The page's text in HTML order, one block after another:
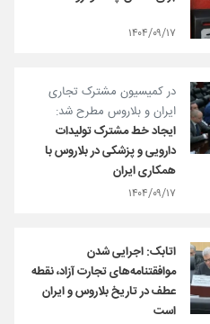
۱۴۰۴/۰۹/۱۷
در کمیسیون مشترک تجاری
ایران و بلاروس مطرح شد:
ایجاد خط مشترک تولیدات
دارویی و پزشکی در بلاروس با
همکاری ایران
۱۴۰۴/۰۹/۱۷
اتابک:‌ اجرایی شدن
موافقتنامه‌های تجارت آزاد، نقطه
عطف در تاریخ بلاروس و ایران
است